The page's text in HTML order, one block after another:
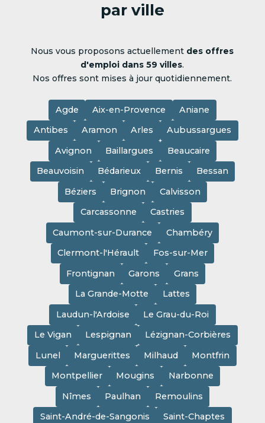
par ville
Nous vous proposons actuellement des offres
d'emploi dans 59 villes.
Nos offres sont mises à jour quotidiennement.
Agde Aix-en-Provence
Aniane
Antibes
Aramon Arles
Aubussargues
Avignon
Baillargues
Beaucaire
Beauvoisin
Bédarieux Bernis
Bessan
Béziers
Brignon
Calvisson
Carcassonne
Castries
Caumont-sur-Durance
Chambéry
Clermont-l'Hérault
Fos-sur-Mer
Frontignan
Garons
Grans
La Grande-Motte
Lattes
Laudun-l'Ardoise
Le Grau-du-Roi
Le Vigan
Lespignan
Lézignan-Corbières
Lunel
Marguerittes Milhaud
Montfrin
Montpellier
Mougins
Narbonne
Nîmes
Paulhan
Remoulins
Saint-André-de-Sangonis
Saint-Chaptes